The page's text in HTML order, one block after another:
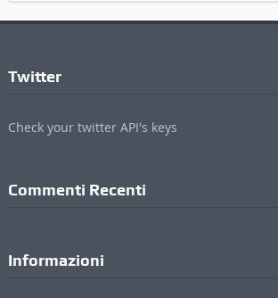
Twitter
Check your twitter API's keys
Commenti Recenti
Informazioni